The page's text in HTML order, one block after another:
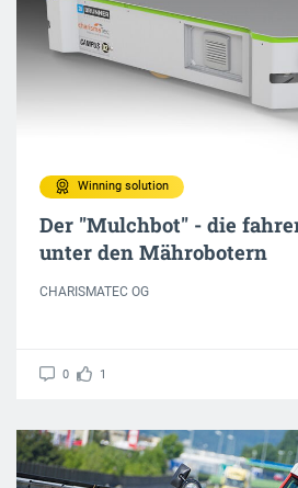
Winning solution
Der "Mulchbot" - die
unter den Mährobotern
CHARISMATEC OG
0 1